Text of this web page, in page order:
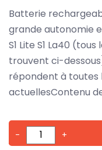
Batterie
grande autonomie
S1 Lite S1 La40
trouvent ci-
répondent à toutes
actuellesContenu
- +